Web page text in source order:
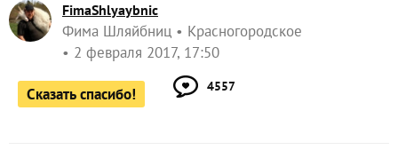
FimaShlyaybnic
Фима Шляйбниц
Красногородское
2 февраля 2017, 17:50
Сказать спасибо! 4557